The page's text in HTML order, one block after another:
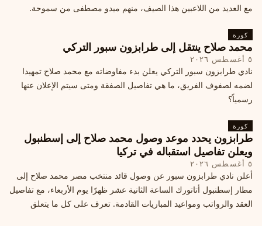
مع العديد من اللاعبين هذا الصيف، منهم ميدو مصطفى من سموحة.
كورة
محمد صلاح ينتقل إلى طرابزون سبور التركي
٥ أغسطس ٢٠٢٦
نادي طرابزون سبور التركي يعلن بدء مفاوضاته مع محمد صلاح تمهيدا
لضمه لصفوف الفريق، ما هي تفاصيل الصفقة ومتى سيتم الإعلان عنها
رسمياً؟
كورة
طرابزون يحدد موعد وصول محمد صلاح إلى إسطنبول
ويعلن تفاصيل استقباله في تركيا
٥ أغسطس ٢٠٢٦
أعلن نادي طرابزون سبور عن وصول قائد منتخب مصر محمد صلاح إلى
مطار إسطنبول أتاتورك الساعة الثانية عشر ظهرًا يوم الأربعاء، مع تفاصيل
العقد والرواتب ومواعيد المباريات القادمة. تعرف على كل ما يتعلق